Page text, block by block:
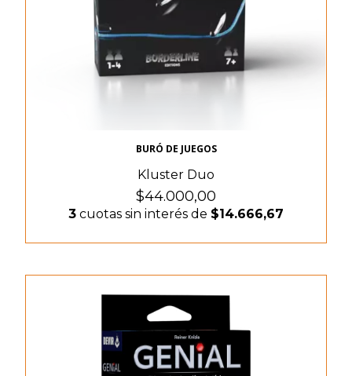
BURÓ DE JUEGOS
Kluster Duo
$44.000,00
3 cuotas sin interés de $14.666,67